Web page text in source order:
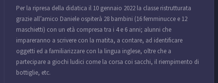
Per la ripresa della didatica il 10 gennaio 2022 la classe ristrutturata
grazie all’amico Daniele ospiterà 28 bambini (16 femminucce e 12
maschietti) con un età compresa tra i 4 e 6 anni; alunni che
impareranno a scrivere con la matita, a contare, ad identificare
oggetti ed a familiarizzare con la lingua inglese, oltre che a
partecipare a giochi ludici come la corsa coi sacchi, il riempimento di
bottiglie, etc.